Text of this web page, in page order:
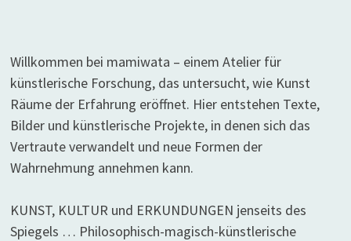
Willkommen bei mamiwata – einem Atelier für
künstlerische Forschung, das untersucht, wie Kunst
Räume der Erfahrung eröffnet. Hier entstehen Texte,
Bilder und künstlerische Projekte, in denen sich das
Vertraute verwandelt und neue Formen der
Wahrnehmung annehmen kann.
KUNST, KULTUR und ERKUNDUNGEN jenseits des
Spiegels … Philosophisch-magisch-künstlerische